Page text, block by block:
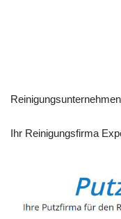
Ihr Reinigungsfirma